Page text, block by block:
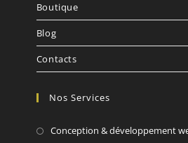
Boutique
Blog
Contacts
Nos Services
Conception & développement